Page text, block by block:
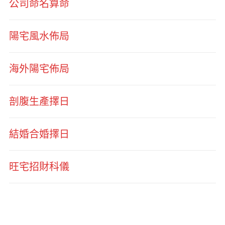
公司命名算命
陽宅風水佈局
海外陽宅佈局
剖腹生產擇日
結婚合婚擇日
旺宅招財科儀